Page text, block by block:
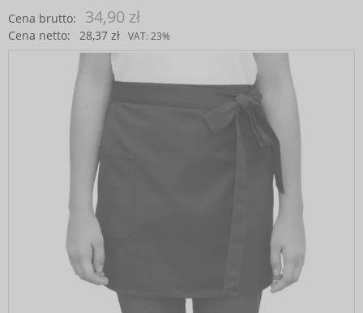
Cena brutto:
34,90 zł
Cena netto: 28,37 zł VAT: 23%